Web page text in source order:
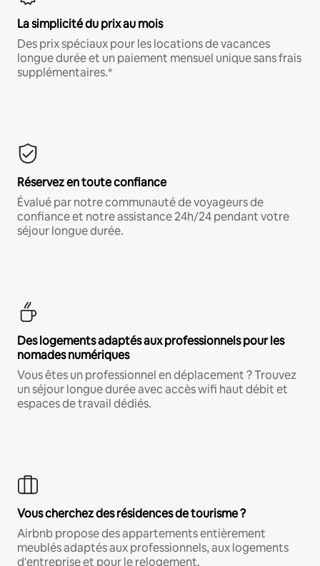
La simplicité du prix au mois
Des prix spéciaux pour les locations de vacances
longue durée et un paiement mensuel unique sans frais
supplémentaires.*
Réservez en toute confiance
Évalué par notre communauté de voyageurs de
confiance et notre assistance 24h/24 pendant votre
séjour longue durée.
Des logements adaptés aux professionnels pour les
nomades numériques
Vous êtes un professionnel en déplacement ? Trouvez
un séjour longue durée avec accès wifi haut débit et
espaces de travail dédiés.
Vous cherchez des résidences de tourisme ?
Airbnb propose des appartements entièrement
meublés adaptés aux professionnels, aux logements
d'entreprise et pour le relogement.